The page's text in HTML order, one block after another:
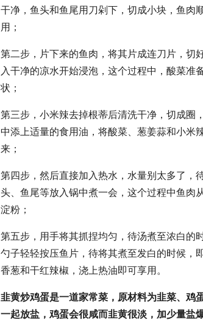
干净，鱼头和鱼尾用刀剁下，切成小块，鱼肉
用；
第二步，片下来的鱼肉，将其片成连刀片，切
入干净的凉水开始浸泡，这个过程中，酸菜
状；
第三步，小米辣去掉根蒂后清洗干净，切成圈
中添上适量的食用油，将酸菜、葱姜蒜和小米
来；
第四步，然后直接加入热水，水量别太多了，
头、鱼尾等放入锅中煮一会，这个过程中鱼肉
淀粉；
第五步，用手将其抓捏均匀，待汤煮至浓白的
勺子轻轻按压鱼片，待将其煮至发白的时候，
香葱和干红辣椒，浇上热油即可享用。
韭黄炒鸡蛋是一道家常菜，原材料为韭菜、鸡
一起放盐，鸡蛋会很咸而韭黄很淡，加少量盐